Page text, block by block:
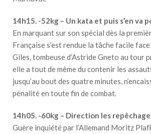
14h15. -52kg – Un kata et puis s’en va
En marquant sur son spécial dès la
Française s’est rendue la tâche facile
Giles, tombeuse d’Astride Gneto au tour
elle a tout de même du contenir les
jusqu’au bout des quatre minutes,
pénalité en toute fin de combat.
14h05. -60kg – Direction les
Guère inquiété par l’Allemand Moritz